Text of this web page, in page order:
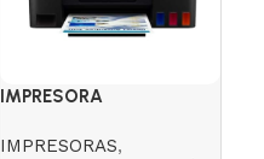
IMPRESORA
CANON G3160
IMPRESORAS,